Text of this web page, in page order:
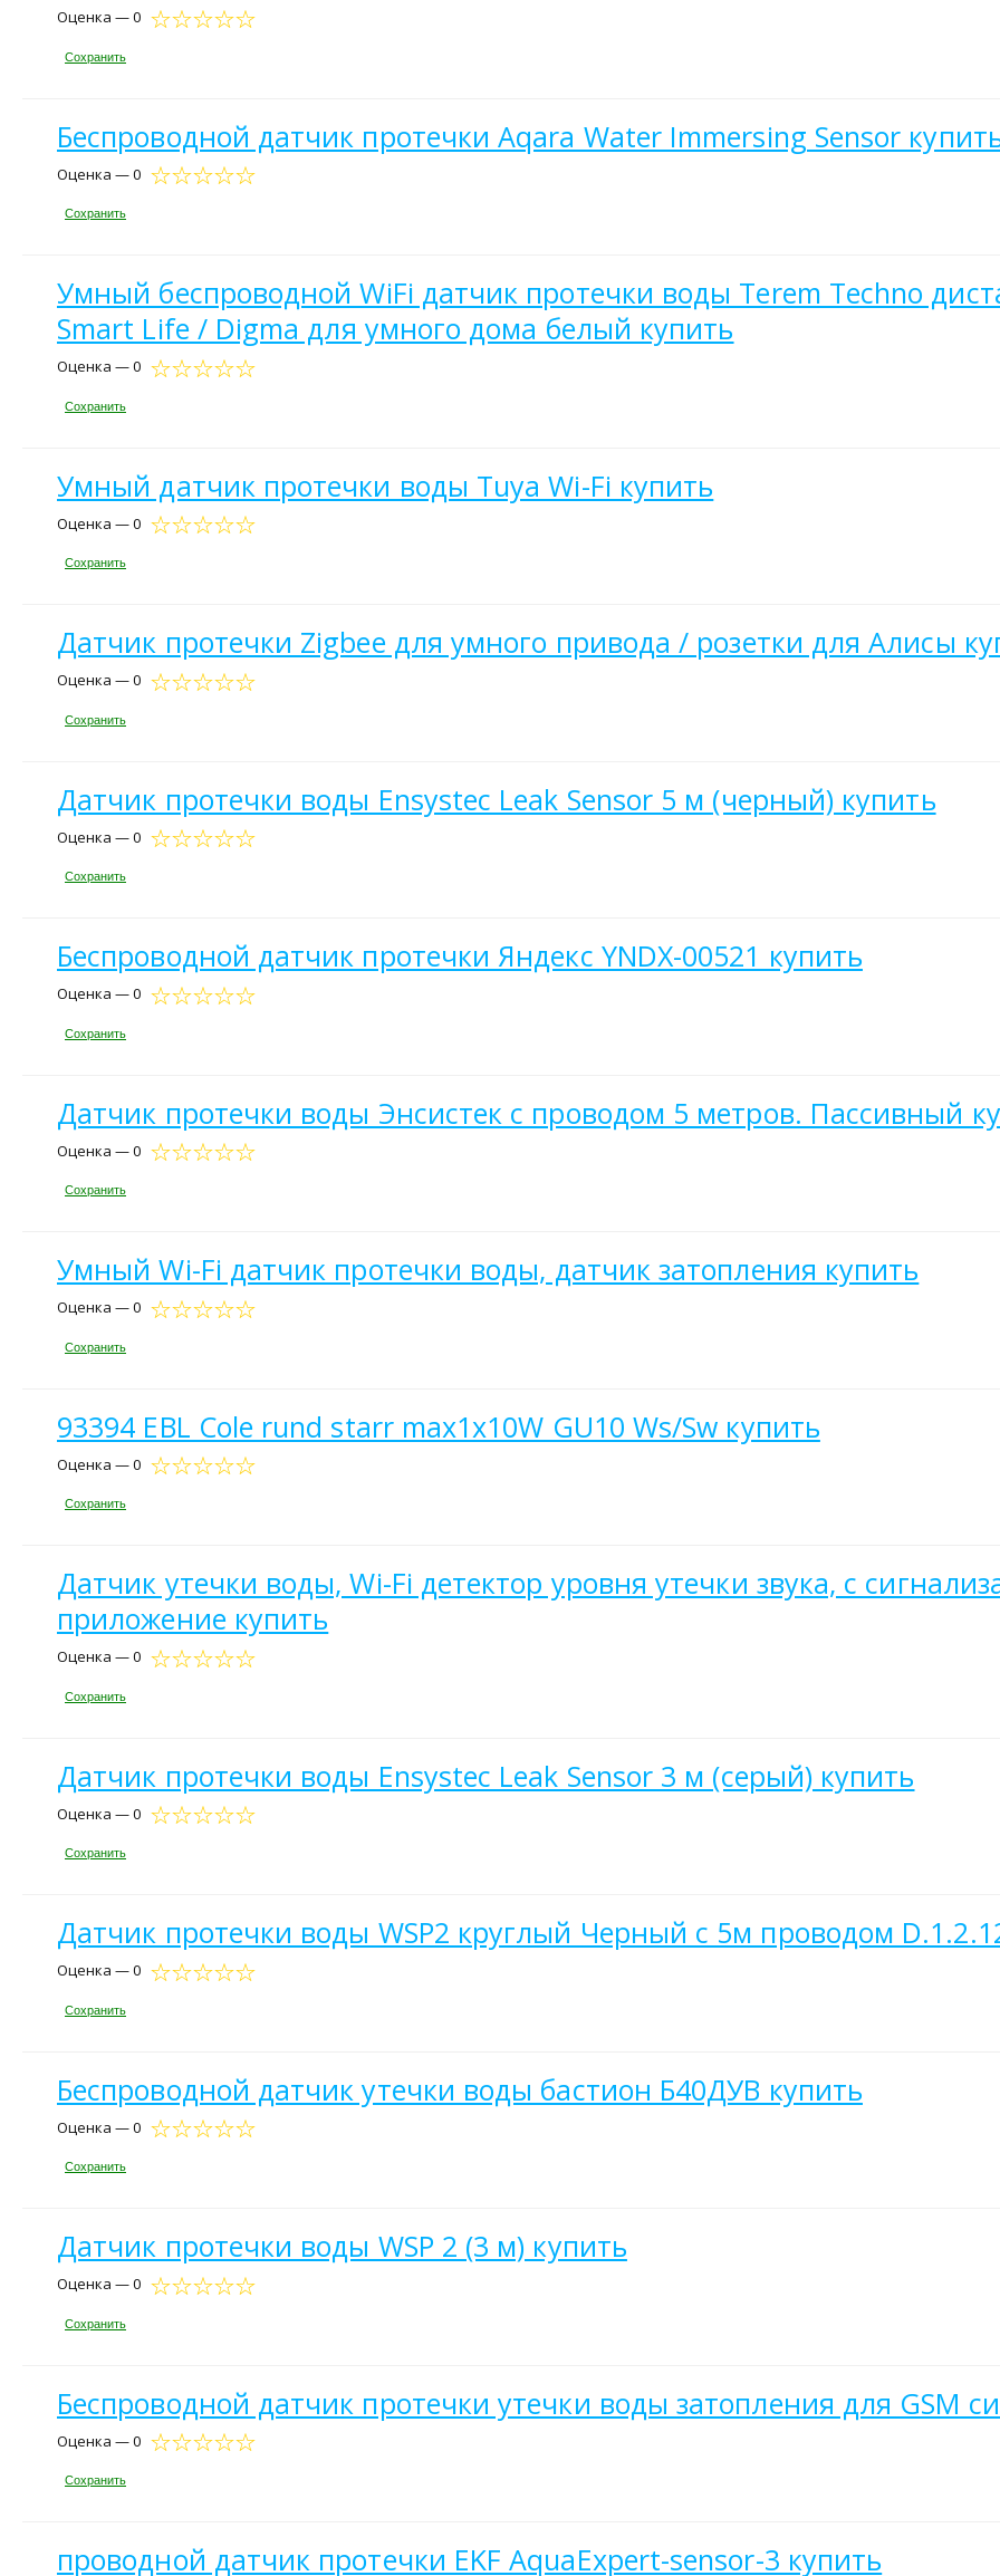
Оценка — 0
Сохранить
Беспроводной датчик протечки Aqara Water Immersing Sensor
Оценка — 0
Сохранить
Умный беспроводной WiFi датчик протечки воды Terem Тechno
Smart Life / Digma для умного дома белый купить
Оценка — 0
Сохранить
Умный датчик протечки воды Tuya Wi-Fi купить
Оценка — 0
Сохранить
Датчик протечки Zigbee для умного привода / розетки для Алисы
Оценка — 0
Сохранить
Датчик протечки воды Ensystec Leak Sensor 5 м (черный) купить
Оценка — 0
Сохранить
Беспроводной датчик протечки Яндекс YNDX-00521 купить
Оценка — 0
Сохранить
Датчик протечки воды Энсистек с проводом 5 метров. Пассивный
Оценка — 0
Сохранить
Умный Wi-Fi датчик протечки воды, датчик затопления купить
Оценка — 0
Сохранить
93394 EBL Cole rund starr max1x10W GU10 Ws/Sw купить
Оценка — 0
Сохранить
Датчик утечки воды, Wi-Fi детектор уровня утечки звука, с
приложение купить
Оценка — 0
Сохранить
Датчик протечки воды Ensystec Leak Sensor 3 м (серый) купить
Оценка — 0
Сохранить
Датчик протечки воды WSP2 круглый Черный с 5м проводом
Оценка — 0
Сохранить
Беспроводной датчик утечки воды бастион Б40ДУВ купить
Оценка — 0
Сохранить
Датчик протечки воды WSP 2 (3 м) купить
Оценка — 0
Сохранить
Беспроводной датчик протечки утечки воды затопления для GSM
Оценка — 0
Сохранить
проводной датчик протечки EKF AquaExpert-sensor-3 купить